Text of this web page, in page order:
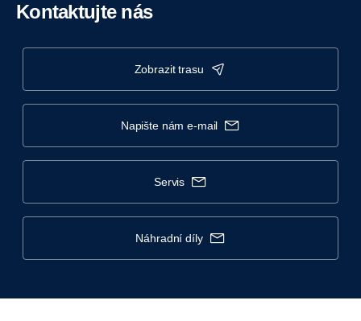
Kontaktujte nás
zobrazit trasu
napište nám e-mail
servis
náhradní díly